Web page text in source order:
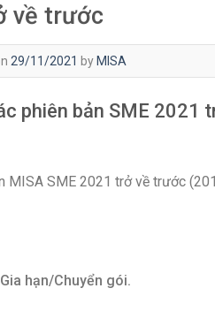
về trước
29/11/2021 byMISA
phiên bản SME 2021
MISA SME 2021 trở về trước
Gia hạn/Chuyển gói.